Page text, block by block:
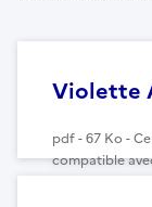
Violette
pdf - 67 Ko -
compatible